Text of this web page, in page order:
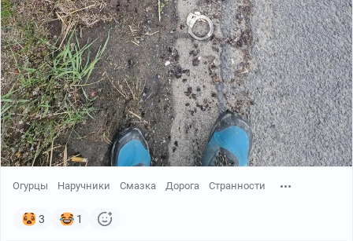
Огурцы Наручники Смазка Дорога Странности
3 1